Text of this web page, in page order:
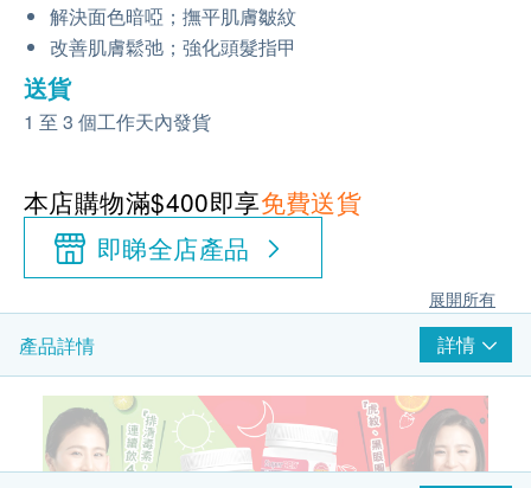
解決面色暗啞；撫平肌膚皺紋
改善肌膚鬆弛；強化頭髮指甲
送貨
1 至 3 個工作天內發貨
本店購物滿$400即享免費送貨
即睇全店產品
展開所有
產品詳情 詳情